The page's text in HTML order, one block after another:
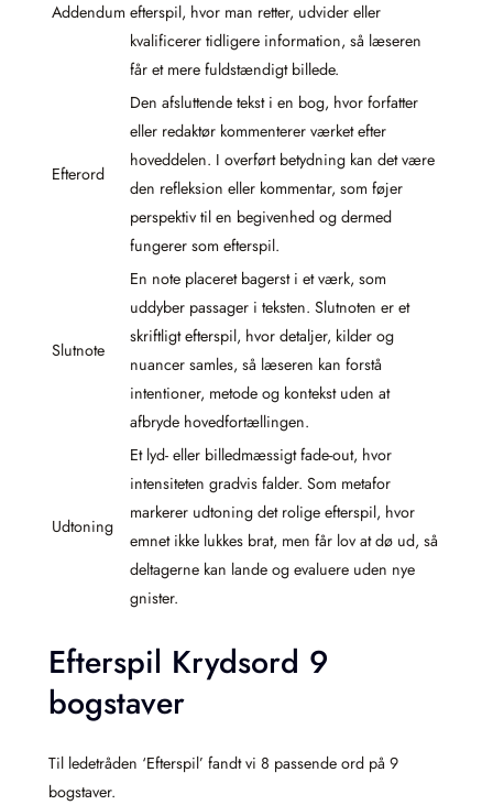
Addendum efterspil, hvor man retter, udvider eller
kvalificerer tidligere information, så læseren
får et mere fuldstændigt billede.
Efterord
Den afsluttende tekst i en bog, hvor forfatter
eller redaktør kommenterer værket efter
hoveddelen. I overført betydning kan det være
den refleksion eller kommentar, som føjer
perspektiv til en begivenhed og dermed
fungerer som efterspil.
Slutnote
En note placeret bagerst i et værk, som
uddyber passager i teksten. Slutnoten er et
skriftligt efterspil, hvor detaljer, kilder og
nuancer samles, så læseren kan forstå
intentioner, metode og kontekst uden at
afbryde hovedfortællingen.
Udtoning
Et lyd- eller billedmæssigt fade-out, hvor
intensiteten gradvis falder. Som metafor
markerer udtoning det rolige efterspil, hvor
emnet ikke lukkes brat, men får lov at dø ud, så
deltagerne kan lande og evaluere uden nye
gnister.
Efterspil Krydsord 9
bogstaver
Til ledetråden ‘Efterspil’ fandt vi 8 passende ord på 9
bogstaver.